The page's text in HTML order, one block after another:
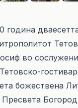
година
во
божествена